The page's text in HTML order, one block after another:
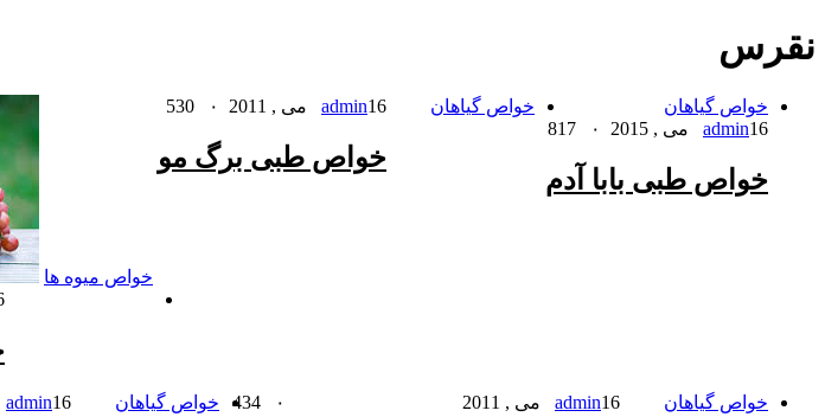
نقرس
خواص گیاهان
admin16 می , 2015 ۰
خواص طبی بابا آدم
خواص گیاهان admin16 می , 2011 ۰
خواص طبی برگ مو
خواص میوه ها
خواص گیاهان admin16 می , 2011 ۰ خواص گیاهان admin16 می , 2011